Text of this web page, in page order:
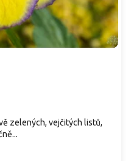
zelených, vejčitých listů,